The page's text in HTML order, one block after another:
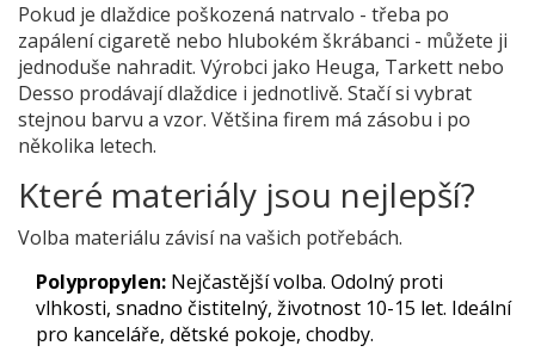
Pokud je dlaždice poškozená natrvalo - třeba po
zapálení cigaretě nebo hlubokém škrábanci - můžete ji
jednoduše nahradit. Výrobci jako Heuga, Tarkett nebo
Desso prodávají dlaždice i jednotlivě. Stačí si vybrat
stejnou barvu a vzor. Většina firem má zásobu i po
několika letech.
Které materiály jsou nejlepší?
Volba materiálu závisí na vašich potřebách.
Polypropylen: Nejčastější volba. Odolný proti
vlhkosti, snadno čistitelný, životnost 10-15 let. Ideální
pro kanceláře, dětské pokoje, chodby.